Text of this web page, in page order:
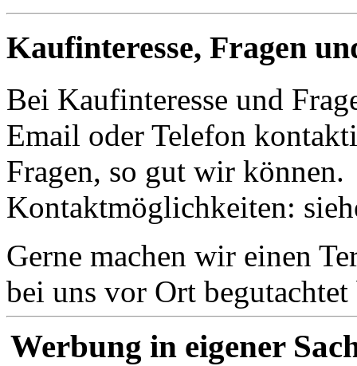
Kaufinteresse, Fragen
Bei Kaufinteresse und
Email oder Telefon
Fragen, so gut wir können.
Kontaktmöglichkeiten:
Gerne machen wir einen
bei uns vor Ort
Werbung in eigener